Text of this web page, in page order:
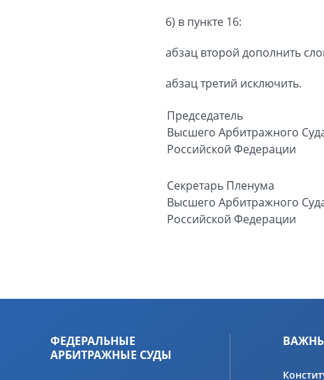
6) в пункте 16:
абзац второй дополнить
абзац третий исключить.
Председатель
Высшего Арбитражного
Российской Федерации
Секретарь Пленума
Высшего Арбитражного
Российской Федерации
ФЕДЕРАЛЬНЫЕ
АРБИТРАЖНЫЕ СУДЫ